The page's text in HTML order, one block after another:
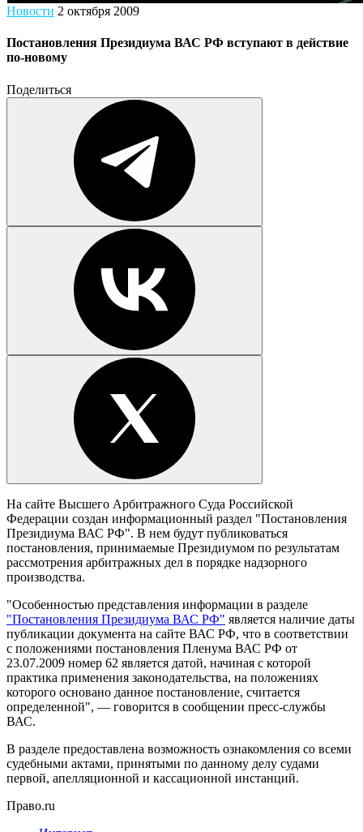
Новости 2 октября 2009
Постановления Президиума ВАС РФ вступают в действие
по-новому
Поделиться
На сайте Высшего Арбитражного Суда Российской
Федерации создан информационный раздел "Постановления
Президиума ВАС РФ". В нем будут публиковаться
постановления, принимаемые Президиумом по результатам
рассмотрения арбитражных дел в порядке надзорного
производства.
"Особенностью представления информации в разделе
"Постановления Президиума ВАС РФ" является наличие даты
публикации документа на сайте ВАС РФ, что в соответствии
с положениями постановления Пленума ВАС РФ от
23.07.2009 номер 62 является датой, начиная с которой
практика применения законодательства, на положениях
которого основано данное постановление, считается
определенной", — говорится в сообщении пресс-службы
ВАС.
В разделе предоставлена возможность ознакомления со всеми
судебными актами, принятыми по данному делу судами
первой, апелляционной и кассационной инстанций.
Право.ru